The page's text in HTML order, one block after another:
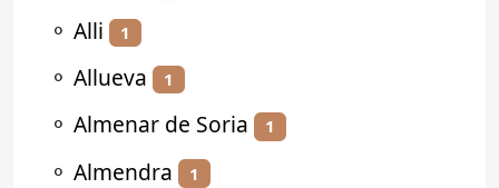
⚬ Alli 1
⚬ Allueva 1
⚬ Almenar de Soria 1
⚬ Almendra 1